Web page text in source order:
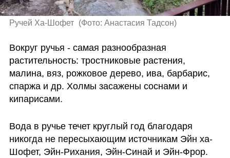
Ручей Ха-Шофет (Фото: Анастасия Тадсон)
Вокруг ручья - самая разнообразная
растительность: тростниковые растения,
малина, вяз, рожковое дерево, ива, барбарис,
спаржа и др. Холмы засажены соснами и
кипарисами.
Вода в ручье течет круглый год благодаря
никогда не пересыхающим источникам Эйн ха-
Шофет, Эйн-Рихания, Эйн-Синай и Эйн-Фрор.